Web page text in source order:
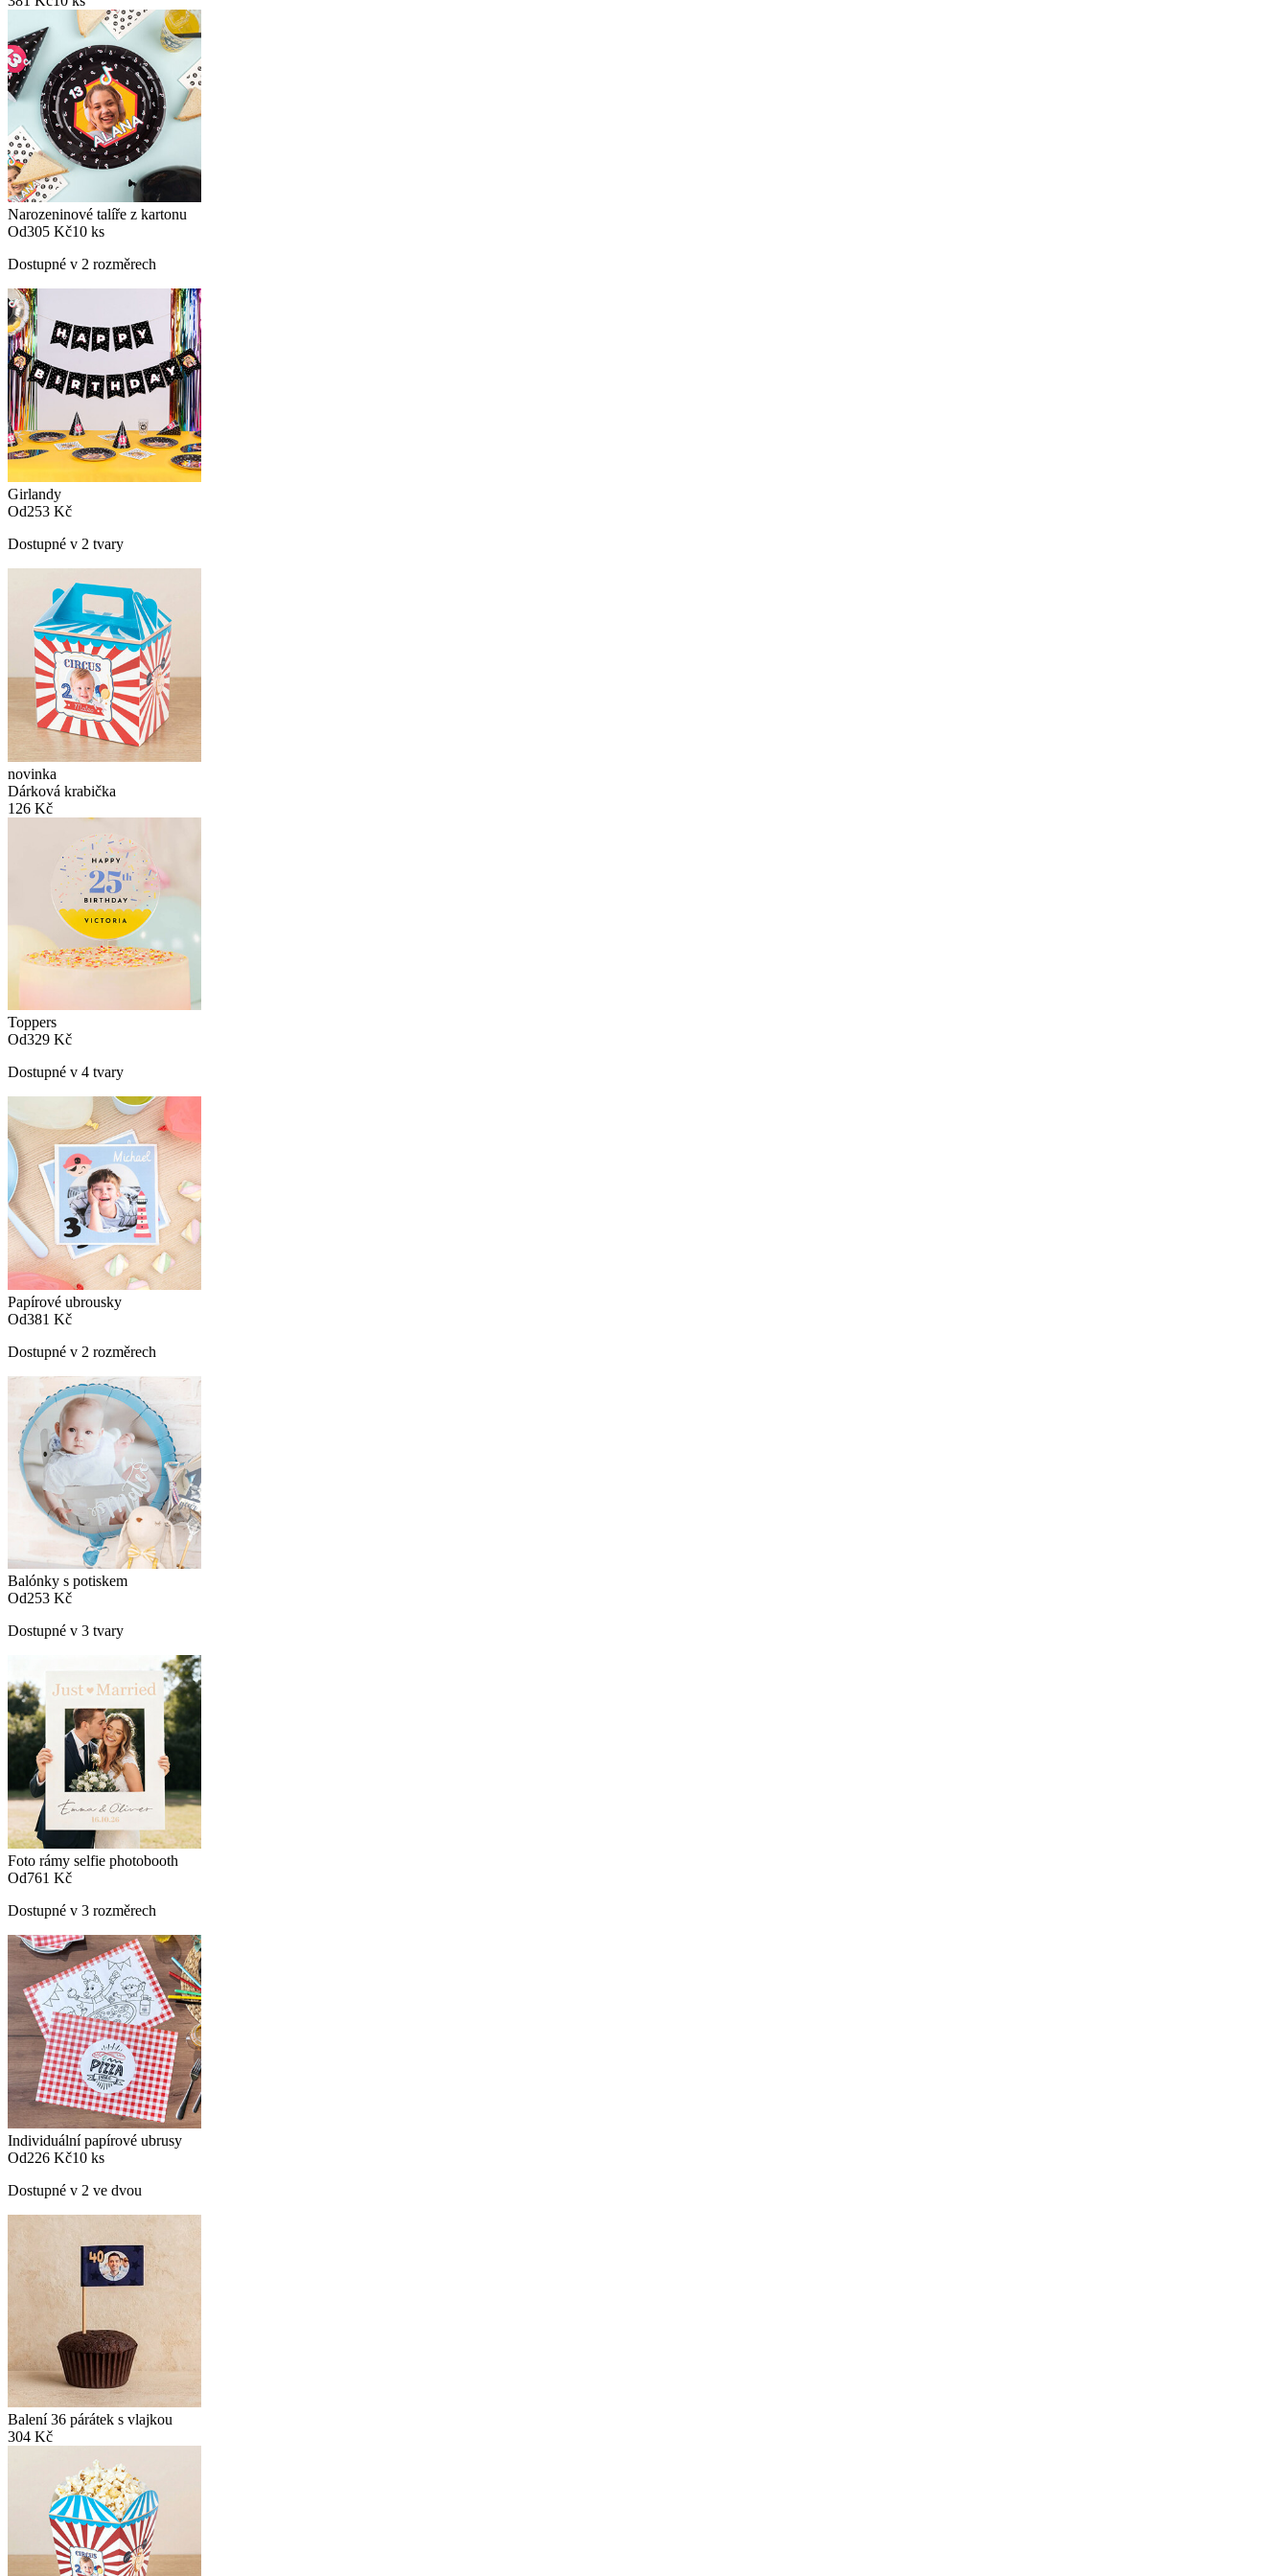
Narozeninové talíře z kartonu
Od305 Kč10 ks
Dostupné v 2 rozměrech
Girlandy
Od253 Kč
Dostupné v 2 tvary
novinka
Dárková krabička
126 Kč
Toppers
Od329 Kč
Dostupné v 4 tvary
Papírové ubrousky
Od381 Kč
Dostupné v 2 rozměrech
Balónky s potiskem
Od253 Kč
Dostupné v 3 tvary
Foto rámy selfie photobooth
Od761 Kč
Dostupné v 3 rozměrech
Individuální papírové ubrusy
Od226 Kč10 ks
Dostupné v 2 ve dvou
Balení 36 párátek s vlajkou
304 Kč